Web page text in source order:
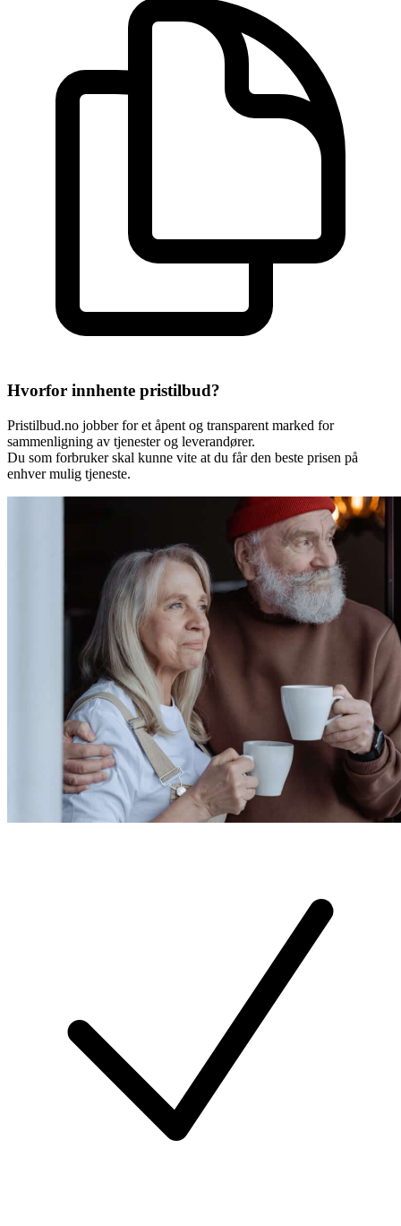
Hvorfor innhente pristilbud?
Pristilbud.no jobber for et åpent og transparent marked for
sammenligning av tjenester og leverandører.
Du som forbruker skal kunne vite at du får den beste prisen på
enhver mulig tjeneste.